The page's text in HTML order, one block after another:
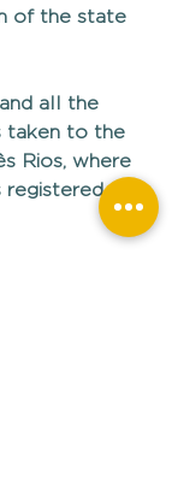
of the state
all the
taken to the
Rios, where
registered.